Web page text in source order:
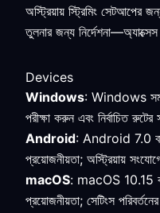
অস্ট্রিয়ায় স্ট্রিমিং সেটআপের
তুলনার জন্য
Devices
Windows: Windows
পরীক্ষা করুন এবং নির্বাচিত
Android: Android 7.0 বা
প্রয়োজনীয়তা; অস্ট্রিয়ায়
macOS: macOS 10.15 বা
প্রয়োজনীয়তা; সেটিংস